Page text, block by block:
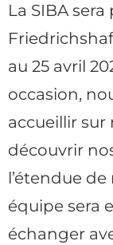
La SIBA
au 25 avril
occasion,
accueillir
découvrir
l’étendue
équipe sera
échanger